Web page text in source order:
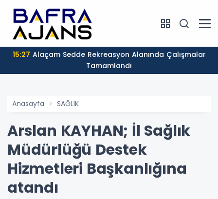
15:27
Tamamlandı
Anasayfa SAĞLIK
Arslan KAYHAN; İl Sağlık
Müdürlüğü Destek
Hizmetleri Başkanlığına
atandı